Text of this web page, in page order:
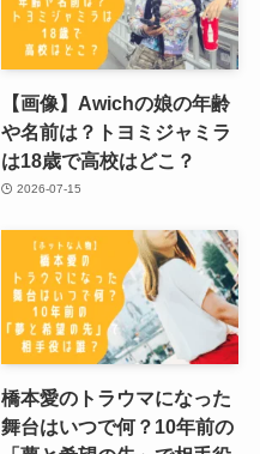
【画像】Awichの娘の年齢
や名前は？トヨミジャミラ
は18歳で高校はどこ？
2026-07-15
橋本愛のトラウマになった
舞台はいつで何？10年前の